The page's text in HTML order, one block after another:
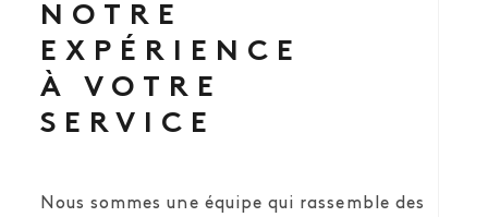
NOTRE
EXPÉRIENCE
À VOTRE
SERVICE
Nous sommes une équipe qui rassemble des